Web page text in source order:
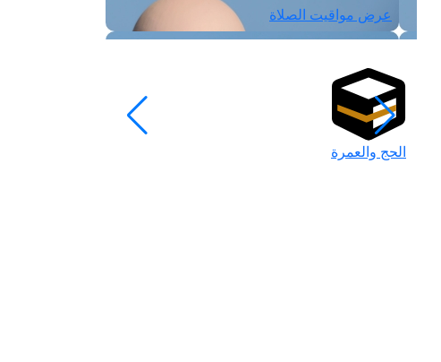
عرض مواقيت الصلاة
الحج والعمرة